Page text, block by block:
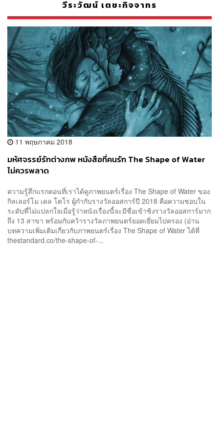
วีระวัฒน์ เตชะกิจจาทร
11 พฤษภาคม 2018
มหัศจรรย์รักต่างภพ หนังสือที่คนรัก The Shape of Water
ไม่ควรพลาด
ความรู้สึกแรกตอนที่เราได้ดูภาพยนตร์เรื่อง The Shape of Water ของ
กิลเลอร์โม เดล โตโร ผู้กำกับรางวัลออสการ์ปี 2018 คือความชอบใน
ระดับที่ไม่แปลกใจเมื่อรู้ว่าหนังเรื่องนี้จะมีชื่อเข้าชิงรางวัลออสการ์มาก
ถึง 13 สาขา พร้อมกับคว้ารางวัลภาพยนตร์ยอดเยี่ยมไปครอง (อ่าน
บทความเพิ่มเติมเกี่ยวกับภาพยนตร์เรื่อง The Shape of Water ได้ที่
thestandard.co/the-shape-of-...